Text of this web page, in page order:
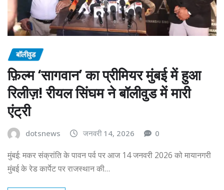
बॉलीवुड
फ़िल्म ‘सागवान’ का प्रीमियर मुंबई में हुआ
रिलीज़! रीयल सिंघम ने बॉलीवुड में मारी
एंट्री
dotsnews जनवरी 14, 2026 0
मुंबई: मकर संक्रांति के पावन पर्व पर आज 14 जनवरी 2026 को मायानगरी
मुंबई के रेड कार्पेट पर राजस्थान की…